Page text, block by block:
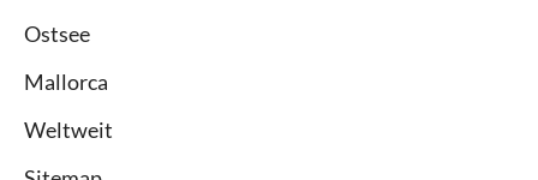
Ostsee
Mallorca
Weltweit